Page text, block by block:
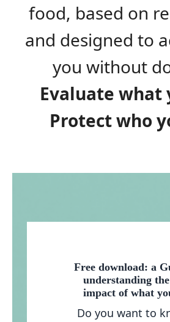
food, based on
and designed to
you without
Evaluate what
Protect who
Free download: a
understanding
impact of what
Do you want to